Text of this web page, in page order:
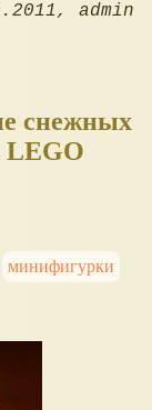
admin
снежных
LEGO
минифигурки